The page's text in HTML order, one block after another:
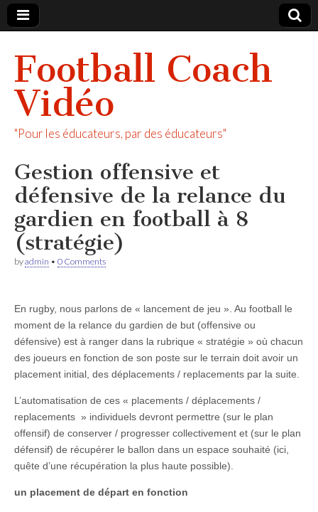
Football Coach
Vidéo
"Pour les éducateurs, par des éducateurs"
Gestion offensive et
défensive de la relance du
gardien en football à 8
(stratégie)
byadmin • 0 Comments
En rugby, nous parlons de « lancement de jeu ». Au football le
moment de la relance du gardien de but (offensive ou
défensive) est à ranger dans la rubrique « stratégie » où chacun
des joueurs en fonction de son poste sur le terrain doit avoir un
placement initial, des déplacements / replacements par la suite.
L’automatisation de ces « placements / déplacements /
replacements » individuels devront permettre (sur le plan
offensif) de conserver / progresser collectivement et (sur le plan
défensif) de récupérer le ballon dans un espace souhaité (ici,
quête d’une récupération la plus haute possible).
un placement de départ en fonction